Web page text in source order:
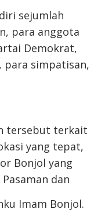
sejumlah
para anggota
Demokrat,
para simpatisan,
tersebut terkait
yang tepat,
Bonjol yang
dan
Imam Bonjol.